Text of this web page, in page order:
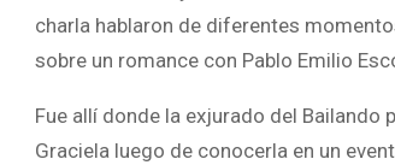
charla hablaron de diferentes
sobre un romance con Pablo Emilio
Fue allí donde la exjurado del Bailando
Graciela luego de conocerla en un